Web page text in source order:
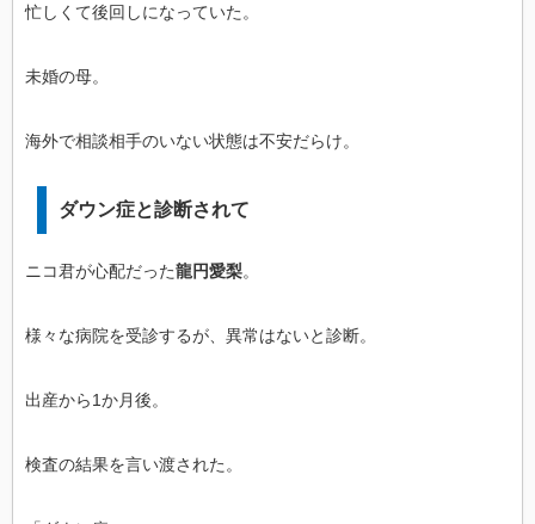
忙しくて後回しになっていた。
未婚の母。
海外で相談相手のいない状態は不安だらけ。
ダウン症と診断されて
ニコ君が心配だった龍円愛梨。
様々な病院を受診するが、異常はないと診断。
出産から1か月後。
検査の結果を言い渡された。